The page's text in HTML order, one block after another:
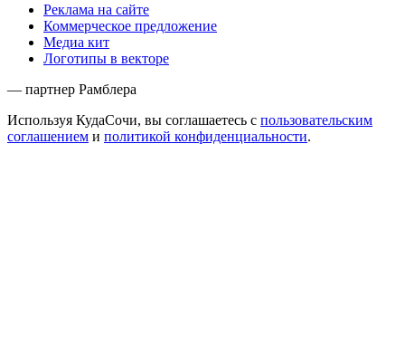
Реклама на сайте
Коммерческое предложение
Медиа кит
Логотипы в векторе
— партнер Рамблера
Используя КудаСочи, вы соглашаетесь с пользовательским
соглашением и политикой конфиденциальности.